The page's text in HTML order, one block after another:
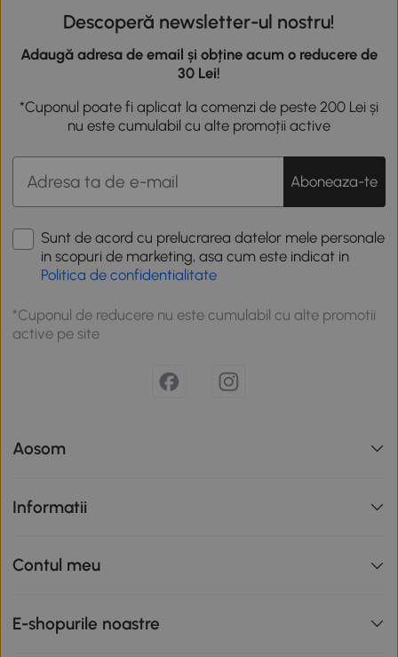
Descoperă newsletter-ul nostru!
Adaugă adresa de email și obține acum o reducere de
30 Lei!
*Cuponul poate fi aplicat la comenzi de peste 200 Lei și
nu este cumulabil cu alte promoții active
Aboneaza-te
Sunt de acord cu prelucrarea datelor mele personale
in scopuri de marketing, asa cum este indicat in
Politica de confidentialitate
*Cuponul de reducere nu este cumulabil cu alte promotii
active pe site
Aosom
Informatii
Contul meu
E-shopurile noastre